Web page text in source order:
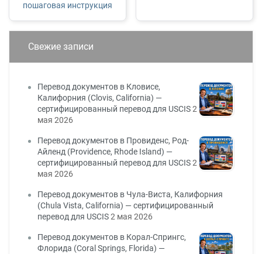
пошаговая инструкция
Свежие записи
Перевод документов в Кловисе,
Калифорния (Clovis, California) —
сертифицированный перевод для USCIS2
мая 2026
Перевод документов в Провиденс, Род-
Айленд (Providence, Rhode Island) —
сертифицированный перевод для USCIS2
мая 2026
Перевод документов в Чула-Виста, Калифорния
(Chula Vista, California) — сертифицированный
перевод для USCIS2 мая 2026
Перевод документов в Корал-Спрингс,
Флорида (Coral Springs, Florida) —